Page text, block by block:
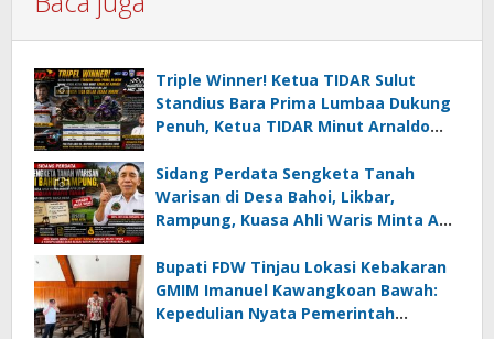
Triple Winner! Ketua TIDAR Sulut
Standius Bara Prima Lumbaa Dukung
Penuh, Ketua TIDAR Minut Arnaldo
05 MC JOE Sapu Bersih Tiga Gelar
Juara Umum
Sidang Perdata Sengketa Tanah
Warisan di Desa Bahoi, Likbar,
Rampung, Kuasa Ahli Waris Minta APH
Korupsi Dandes
Bupati FDW Tinjau Lokasi Kebakaran
GMIM Imanuel Kawangkoan Bawah:
Kepedulian Nyata Pemerintah